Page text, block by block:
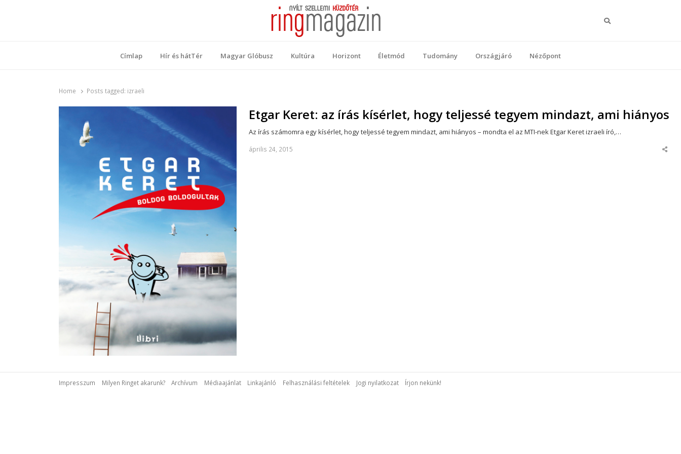
Címlap Hír és hátTér Magyar Glóbusz Kultúra Horizont Életmód Tudomány Országjáró Nézőpont
Home Posts tagged: izraeli
Etgar Keret: az írás kísérlet, hogy teljessé tegyem mindazt, ami hiányos
Az írás számomra egy kísérlet, hogy teljessé tegyem mindazt, ami hiányos – mondta el az MTI-nek Etgar Keret izraeli író,…
április 24, 2015
Share
Impresszum Milyen Ringet akarunk? Archívum Médiaajánlat Linkajánló Felhasználási feltételek Jogi nyilatkozat Írjon nekünk!